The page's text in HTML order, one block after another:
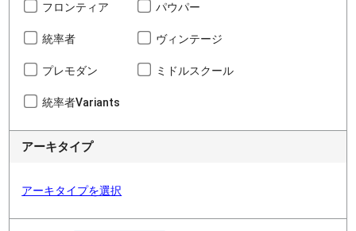
フロンティア パウパー
統率者 ヴィンテージ
プレモダン ミドルスクール
統率者Variants
アーキタイプ
アーキタイプを選択